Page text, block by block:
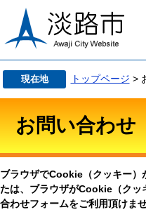
現在地 トップページ >
お問い合わせ
ブラウザでCookie（クッキー）
たは、ブラウザがCookie（クッ
合わせフォームをご利用頂けませ